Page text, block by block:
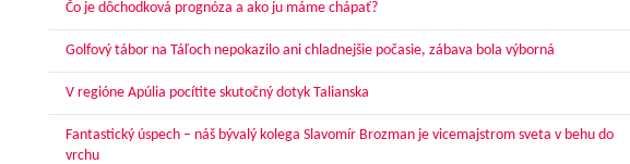
Čo je dôchodková prognóza a ako ju máme chápať?
Golfový tábor na Táľoch nepokazilo ani chladnejšie počasie, zábava bola výborná
V regióne Apúlia pocítite skutočný dotyk Talianska
Fantastický úspech – náš bývalý kolega Slavomír Brozman je vicemajstrom sveta v behu do
vrchu